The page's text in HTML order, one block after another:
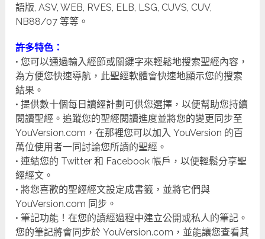
語版, ASV, WEB, RVES, ELB, LSG, CUVS, CUV,
NB88/07 等等。
許多特色：
• 您可以通過輸入經節或關鍵字來輕鬆地搜索聖經內容，
為方便您快速導航，此聖經軟體會快速地顯示您的搜索
結果。
• 提供數十個每日讀經計劃可供您選擇，以便幫助您持續
閱讀聖經。追蹤您的聖經閱讀進度並將您的變更同步至
YouVersion.com，在那裡您可以加入 YouVersion 的百
萬位使用者一同討論您所讀的聖經。
• 連結您的 Twitter 和 Facebook 帳戶，以便輕鬆分享聖
經經文。
• 將您喜歡的聖經經文設定成書籤，並將它們與
YouVersion.com 同步。
• 筆記功能！在您的讀經過程中建立公開或私人的筆記。
您的筆記將會同步於 YouVersion.com，並能讓您查看其